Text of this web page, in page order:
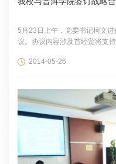
5月23日上午，党委书记柯文
议。协议内容涉及首经贸将支
地和学生实习基地等。
2014-05-26